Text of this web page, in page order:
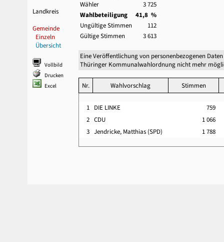
Landkreis
Gemeinde
Einzeln
Übersicht
Vollbild
Drucken
Excel
Wähler
3 725
Wahlbeteiligung
41,8 %
Ungültige Stimmen
112
Gültige Stimmen
3 613
Eine Veröffentlichung von personenbezogenen
Thüringer Kommunalwahlordnung nicht mehr
Nr. Wahlvorschlag Stimmen
1 DIE LINKE
759
2 CDU
1 066
3 Jendricke, Matthias (SPD) 1 788